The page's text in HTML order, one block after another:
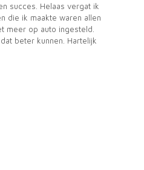
succes. Helaas vergat ik
die ik maakte waren allen
meer op auto ingesteld.
beter kunnen. Hartelijk